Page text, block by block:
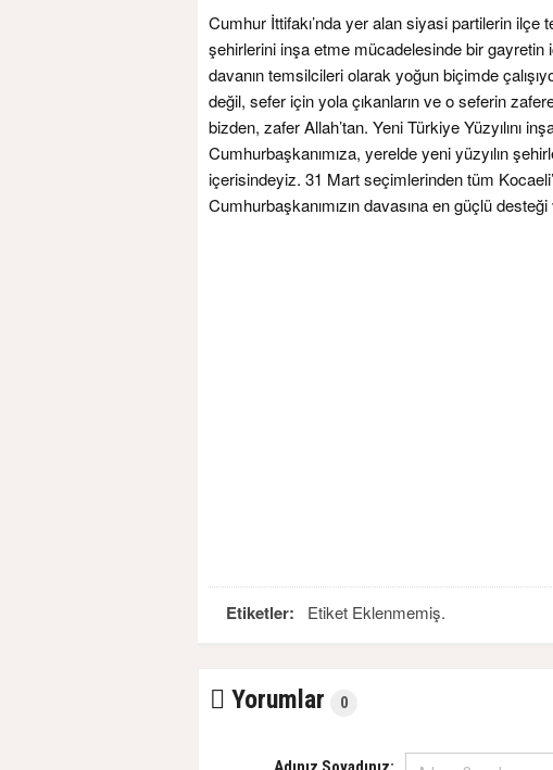
Cumhur İttifakı’nda yer alan siyasi partilerin ilçe
şehirlerini inşa etme mücadelesinde bir gayretin
davanın temsilcileri olarak yoğun biçimde
değil, sefer için yola çıkanların ve o seferin
bizden, zafer Allah’tan. Yeni Türkiye Yüzyılını
Cumhurbaşkanımıza, yerelde yeni yüzyılın
içerisindeyiz. 31 Mart seçimlerinden tüm
Cumhurbaşkanımızın davasına en güçlü
Etiketler: Etiket Eklenmemiş.
Yorumlar 0